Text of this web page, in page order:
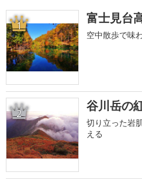
1 富士見台
空中散歩で味
2 谷川岳の
切り立った岩
える